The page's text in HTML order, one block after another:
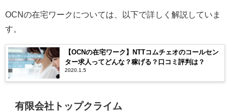
OCNの在宅ワークについては、以下で詳しく解説していま
す。
【OCNの在宅ワーク】NTTコムチェオのコールセン
ター求人ってどんな？稼げる？口コミ評判は？
2020.1.5
有限会社トップクライム